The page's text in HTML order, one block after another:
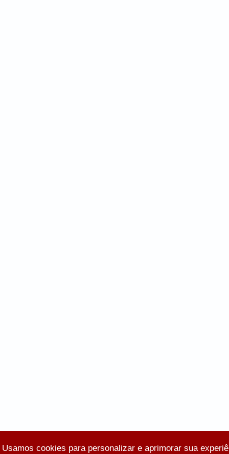
Usamos cookies para personalizar e aprimorar sua